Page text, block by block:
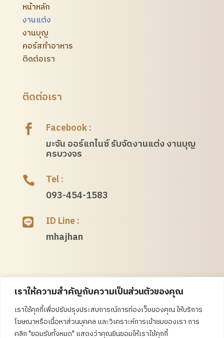
เราให้ความสำคัญกับความเป็นส่วนตัวของคุณ
เราใช้คุกกี้เพื่อปรับปรุงประสบการณ์การท่องเว็บของคุณ ให้บริการ
โฆษณาหรือเนื้อหาส่วนบุคคล และวิเคราะห์การเข้าชมของเรา การ
คลิก "ยอมรับทั้งหมด" แสดงว่าคุณยินยอมให้เราใช้คุกกี้
หน้าหลัก
งานแต่ง
งานบุญ
คอร์สทำอาหาร
ติดต่อเรา
ติดต่อเรา

Facebook :
มะจัน ออร์แกไนซ์ รับจัดงานแต่ง งานบุญ
ครบวงจร

Tel :
093-454-1583

ID Line :
mhajhan